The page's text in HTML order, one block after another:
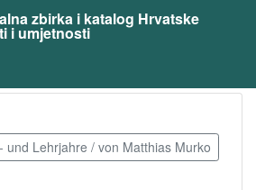
zbirka i katalog Hrvatske
i umjetnosti
und Lehrjahre / von Matthias Murko